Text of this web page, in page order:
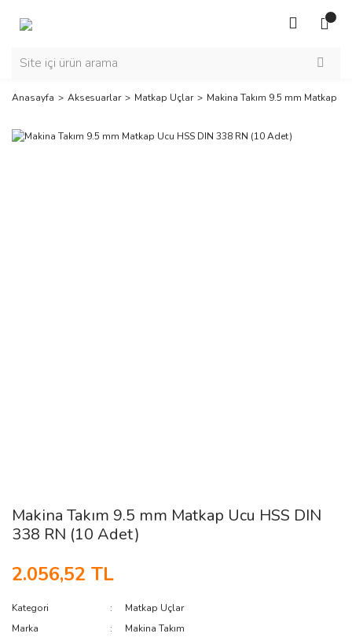
Anasayfa Aksesuarlar Matkap Uçlar Makina Takım 9.5 mm Matkap
Makina Takım 9.5 mm Matkap Ucu HSS DIN
338 RN (10 Adet)
2.056,52 TL
Kategori
Matkap Uçlar
Marka
Makina Takım